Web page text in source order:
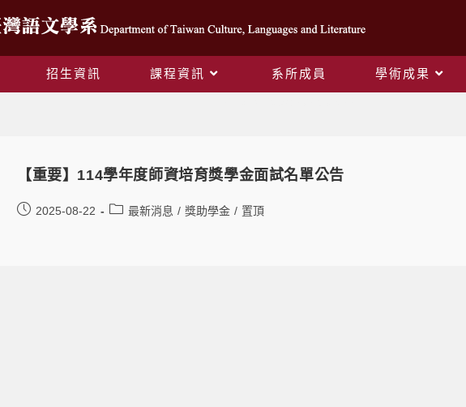
招生資訊 課程資訊 系所成員 學術成果
【重要】114學年度師資培育獎學金面試名單公告
2025-08-22 最新消息 / 獎助學金 / 置頂